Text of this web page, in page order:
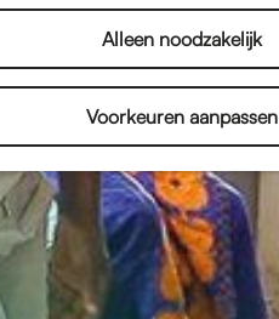
Alleen noodzakelijk
Voorkeuren aanpassen